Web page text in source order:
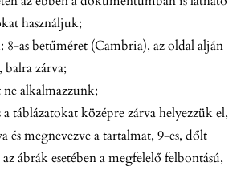
használjuk;
8-as betűméret (Cambria), az oldal alján
balra zárva;
alkalmazzunk;
a táblázatokat középre zárva helyezzük el,
és megnevezve a tartalmat, 9-es, dőlt
ábrák esetében a megfelelő felbontású,